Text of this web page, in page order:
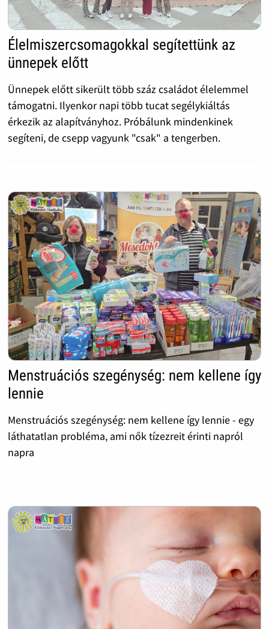
Élelmiszercsomagokkal segítettünk az
ünnepek előtt
Ünnepek előtt sikerült több száz családot élelemmel
támogatni. Ilyenkor napi több tucat segélykiáltás
érkezik az alapítványhoz. Próbálunk mindenkinek
segíteni, de csepp vagyunk "csak" a tengerben.
Menstruációs szegénység: nem kellene így
lennie
Menstruációs szegénység: nem kellene így lennie - egy
láthatatlan probléma, ami nők tízezreit érinti napról
napra